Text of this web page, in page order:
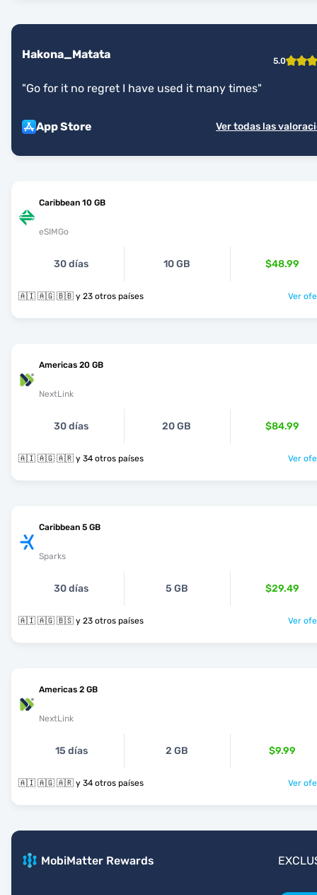
Hakona_Matata 5.0
"Go for it no regret I have used it many times"
App Store Ver todas las
Caribbean 10 GB
eSIMGo
30 días 10 GB $48.99
🇦🇮 🇦🇬 🇧🇧 y 23 otros países Ver
Americas 20 GB
NextLink
30 días 20 GB $84.99
🇦🇮 🇦🇬 🇦🇷 y 34 otros países Ver
Caribbean 5 GB
Sparks
30 días 5 GB $29.49
🇦🇮 🇦🇬 🇧🇸 y 23 otros países Ver
Americas 2 GB
NextLink
15 días 2 GB $9.99
🇦🇮 🇦🇬 🇦🇷 y 34 otros países Ver
MobiMatter Rewards